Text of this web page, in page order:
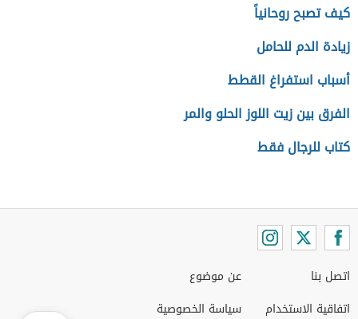
كيف تصبح روحانياً
زيادة الدم للحامل
أسباب استفراغ القطط
الفرق بين زيت اللوز الحلو والمر
كتاب للرجال فقط
اتصل بنا
اتفاقية الاستخدام
عن موضوع
سياسة الخصوصية